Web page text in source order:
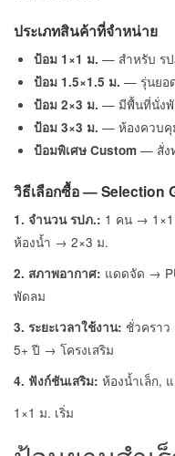
ประเภทสินค้าที่จำหน่าย
ป้อม 1×1 ม. — สำหรับ ร
ป้อม 1.5×1.5 ม. — รุ่นยอ
ป้อม 2×3 ม. — มีพื้นที่นั่งพั
ป้อม 3×3 ม. — ห้องควบคุ
ป้อมพิเศษ Custom — สั่ง
วิธีเลือกซื้อ — Selection
1. จำนวน รปภ.: 1 คน →
ห้องน้ำ → 2×3 ม.
2. สภาพอากาศ: แดดจัด →
พัดลม
3. ระยะเวลาใช้งาน: ชั่วครา
5+ ปี → โครงเสริม
4. ฟังก์ชันเสริม: ห้องน้ำเล็ก,
1×1 ม. เริ่ม